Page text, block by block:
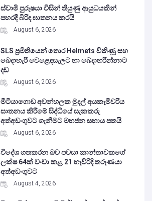
ස්වාමි පුරුෂයා විසින් තියුණු ආයුධයකින්
පහරදී බිරිඳ ඝාතනය කරයි
August 6, 2026
SLS ප්‍රමිතියෙන් තොර Helmets විකිණූ සහ
බෙදාහැරි වෙළෙඳසැලට හා බෙදාහරින්නාට
දඩ
August 6, 2026
මීටියාගොඩ අවන්හලක මුදල් අයකැමිවරිය
ඝාතනය කිරීමේ සිද්ධියේ සැකකරු
අත්අඩංගුවට ගැනීමට මහජන සහාය පතයි
August 6, 2026
විදේශ ගතකරන බව පවසා කාන්තාවකගේ
ලක්ෂ 64ක් වංචා කළ 21 හැවිරිදි තරුණයා
අත්අඩංගුවට
August 4, 2026